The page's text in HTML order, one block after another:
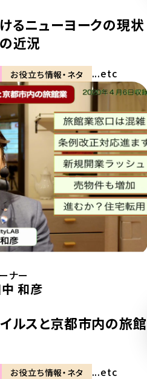
るニューヨークの現状
近況
お役立ち情報・ネタ ...etc
ナー
和彦
ルスと京都市内の旅館
お役立ち情報・ネタ ...etc